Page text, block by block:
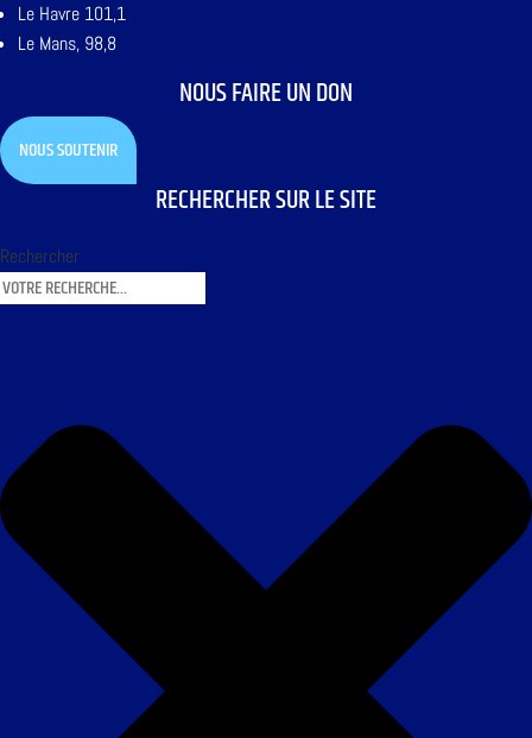
Le Havre 101,1
Le Mans, 98,8
NOUS FAIRE UN DON
NOUS SOUTENIR
RECHERCHER SUR LE SITE
Rechercher